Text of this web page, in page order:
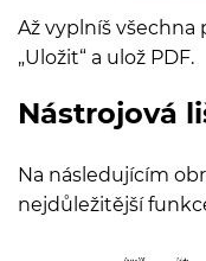
Až vyplníš
„Uložit“ a ulož PDF.
Nástrojová
Na následujícím
nejdůležitější